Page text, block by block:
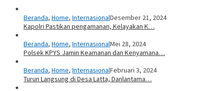
Beranda, Home, InternasionalDesember 21, 2024
Kapolri Pastikan pengamanan, Kelayakan K…
Beranda, Home, InternasionalMei 28, 2024
Polsek KPYS Jamin Keamanan dan Kenyamana…
Beranda, Home, InternasionalFebruari 3, 2024
Turun Langsung di Desa Latta, Danlantama…